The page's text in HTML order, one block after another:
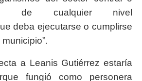
de cualquier nivel
deba ejecutarse o cumplirse
a Leanis Gutiérrez estaría
fungió como personera